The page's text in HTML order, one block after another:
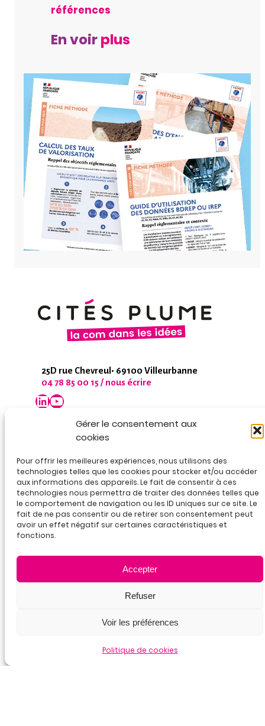
Gérer le consentement aux
cookies
Pour offrir les meilleures expériences, nous utilisons des
technologies telles que les cookies pour stocker et/ou accéder
aux informations des appareils. Le fait de consentir à ces
technologies nous permettra de traiter des données telles que
le comportement de navigation ou les ID uniques sur ce site. Le
fait de ne pas consentir ou de retirer son consentement peut
avoir un effet négatif sur certaines caractéristiques et
fonctions.
Accepter
Refuser
Voir les préférences
Politique de cookies
références
En voirplus
25D rue Chevreul• 69100 Villeurbanne
04 78 85 00 15 / nous écrire
LinkedIn YouTube
La
certification
qualité
catégorie
suivante :
formation